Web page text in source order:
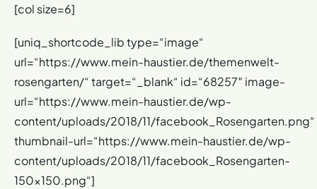
[col size=6]
[uniq_shortcode_lib type=“image“
url=“https://www.mein-haustier.de/themenwelt-
rosengarten/“ target=“_blank“ id=“68257″ image-
url=“https://www.mein-haustier.de/wp-
content/uploads/2018/11/facebook_Rosengarten.png“
thumbnail-url=“https://www.mein-haustier.de/wp-
content/uploads/2018/11/facebook_Rosengarten-
150×150.png“]